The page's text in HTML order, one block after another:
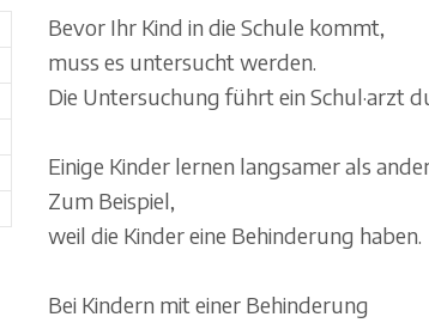
Bevor Ihr Kind in die Schule kommt,
muss es untersucht werden.
Die Untersuchung führt ein Schul·arzt
Einige Kinder lernen langsamer als
Zum Beispiel,
weil die Kinder eine Behinderung haben.
Bei Kindern mit einer Behinderung